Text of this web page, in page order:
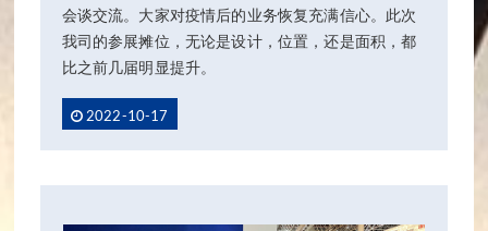
会谈交流。大家对疫情后的业务恢复充满信心。此次
我司的参展摊位，无论是设计，位置，还是面积，都
比之前几届明显提升。
2022-10-17